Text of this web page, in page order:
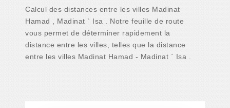
Calcul des distances entre les villes Madinat
Hamad , Madinat ` Isa . Notre feuille de route
vous permet de déterminer rapidement la
distance entre les villes, telles que la distance
entre les villes Madinat Hamad - Madinat ` Isa .